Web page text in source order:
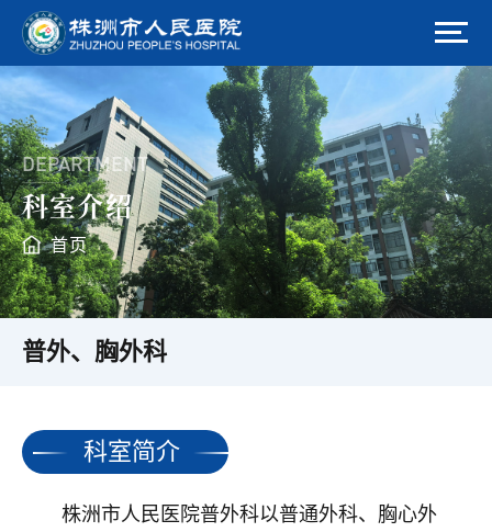
DEPARTMENT
科室介绍
首页
普外、胸外科
科室简介
株洲市人民医院普外科以普通外科、胸心外